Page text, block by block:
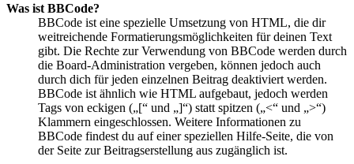
Was ist BBCode?
BBCode ist eine spezielle Umsetzung von HTML, die dir
weitreichende Formatierungsmöglichkeiten für deinen Text
gibt. Die Rechte zur Verwendung von BBCode werden durch
die Board-Administration vergeben, können jedoch auch
durch dich für jeden einzelnen Beitrag deaktiviert werden.
BBCode ist ähnlich wie HTML aufgebaut, jedoch werden
Tags von eckigen („[“ und „]“) statt spitzen („<“ und „>“)
Klammern eingeschlossen. Weitere Informationen zu
BBCode findest du auf einer speziellen Hilfe-Seite, die von
der Seite zur Beitragserstellung aus zugänglich ist.